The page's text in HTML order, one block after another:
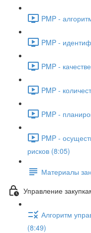
PMP -
PMP -
PMP -
PMP -
PMP -
PMP -
рисков (8:05)
Материалы
Управление
Алгоритм
(8:49)